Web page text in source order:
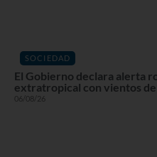
SOCIEDAD
El Gobierno declara alerta
extratropical con vientos
06/08/26